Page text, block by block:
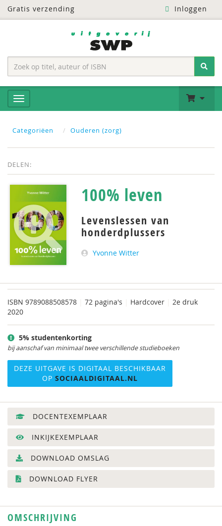
Gratis verzending Inloggen
Categoriëen Ouderen (zorg)
DELEN:
​100% leven
Levenslessen van
honderdplussers ​
Yvonne Witter
ISBN 9789088508578 72 pagina's Hardcover
2e druk
2020
5% studentenkorting
bij aanschaf van minimaal twee verschillende studieboeken
DEZE UITGAVE IS DIGITAAL BESCHIKBAAR
OP SOCIAALDIGITAAL.NL
DOCENTEXEMPLAAR
INKIJKEXEMPLAAR
DOWNLOAD OMSLAG
DOWNLOAD FLYER
OMSCHRIJVING